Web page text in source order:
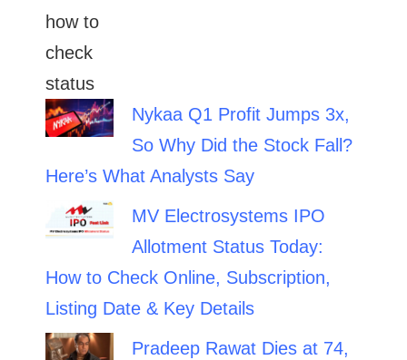
Nykaa Q1 Profit Jumps 3x,
So Why Did the Stock Fall?
Here’s What Analysts Say
MV Electrosystems IPO
Allotment Status Today:
How to Check Online, Subscription,
Listing Date & Key Details
Pradeep Rawat Dies at 74,